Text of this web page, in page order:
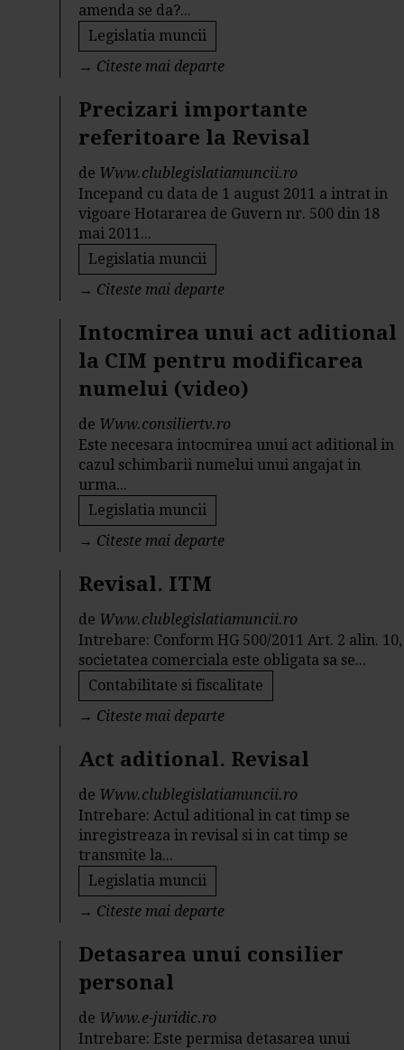
amenda se da?...
Legislatia muncii
→ Citeste mai departe
Precizari importante
referitoare la Revisal
de Www.clublegislatiamuncii.ro
Incepand cu data de 1 august 2011 a intrat in
vigoare Hotararea de Guvern nr. 500 din 18
mai 2011...
Legislatia muncii
→ Citeste mai departe
Intocmirea unui act aditional
la CIM pentru modificarea
numelui (video)
de Www.consiliertv.ro
Este necesara intocmirea unui act aditional in
cazul schimbarii numelui unui angajat in
urma...
Legislatia muncii
→ Citeste mai departe
Revisal. ITM
de Www.clublegislatiamuncii.ro
Intrebare: Conform HG 500/2011 Art. 2 alin. 10,
societatea comerciala este obligata sa se...
Contabilitate si fiscalitate
→ Citeste mai departe
Act aditional. Revisal
de Www.clublegislatiamuncii.ro
Intrebare: Actul aditional in cat timp se
inregistreaza in revisal si in cat timp se
transmite la...
Legislatia muncii
→ Citeste mai departe
Detasarea unui consilier
personal
de Www.e-juridic.ro
Intrebare: Este permisa detasarea unui